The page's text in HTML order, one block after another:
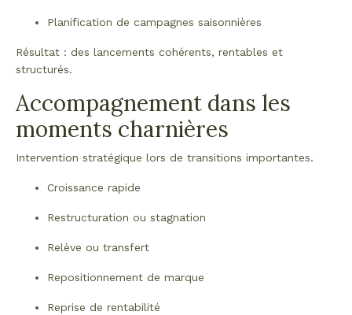
Planification de campagnes saisonnières
Résultat : des lancements cohérents, rentables et
structurés.
Accompagnement dans les
moments charnières
Intervention stratégique lors de transitions importantes.
Croissance rapide
Restructuration ou stagnation
Relève ou transfert
Repositionnement de marque
Reprise de rentabilité